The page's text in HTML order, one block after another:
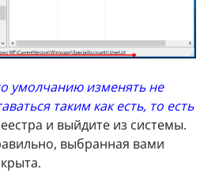
умолчанию изменять не
таким как есть, то есть
и выйдите из системы.
выбранная вами